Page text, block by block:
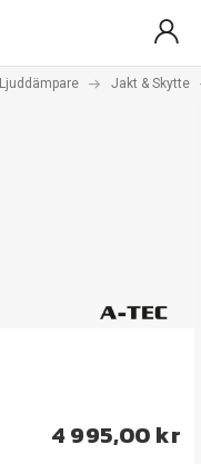
Ljuddämpare Jakt & Skytte
4 995,00 kr